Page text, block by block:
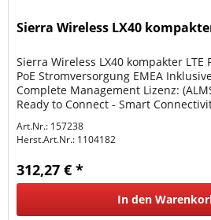
Sierra Wireless LX40
Sierra Wireless LX40 kompakter
PoE Stromversorgung EMEA
Complete Management Lizenz:
Ready to Connect - Smart
Art.Nr.: 157238
Herst.Art.Nr.: 1104182
312,27 € *
In den